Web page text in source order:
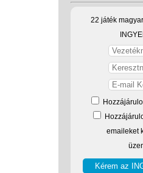
22 játék
emaileket